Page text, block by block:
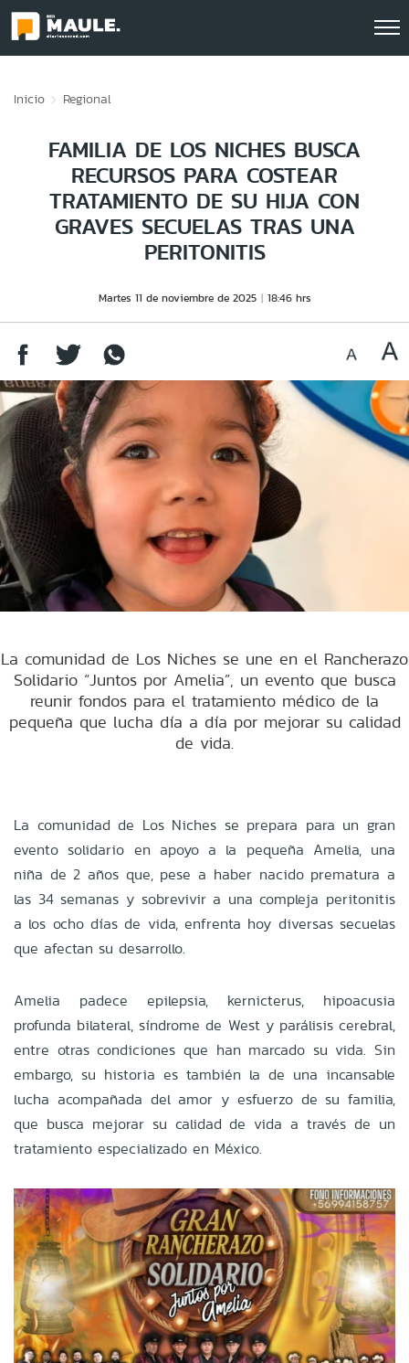
Inicio Regional
FAMILIA DE LOS NICHES BUSCA
RECURSOS PARA COSTEAR
TRATAMIENTO DE SU HIJA CON
GRAVES SECUELAS TRAS UNA
PERITONITIS
Martes 11 de noviembre de 2025 18:46 hrs
La comunidad de Los Niches se une en el Rancherazo
Solidario “Juntos por Amelia”, un evento que busca
reunir fondos para el tratamiento médico de la
pequeña que lucha día a día por mejorar su calidad
de vida.
La comunidad de Los Niches se prepara para un gran
evento solidario en apoyo a la pequeña Amelia, una
niña de 2 años que, pese a haber nacido prematura a
las 34 semanas y sobrevivir a una compleja peritonitis
a los ocho días de vida, enfrenta hoy diversas secuelas
que afectan su desarrollo.
Amelia padece epilepsia, kernicterus, hipoacusia
profunda bilateral, síndrome de West y parálisis cerebral,
entre otras condiciones que han marcado su vida. Sin
embargo, su historia es también la de una incansable
lucha acompañada del amor y esfuerzo de su familia,
que busca mejorar su calidad de vida a través de un
tratamiento especializado en México.